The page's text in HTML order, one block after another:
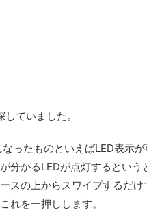
ていました。
ったものといえばLED表示
分かるLEDが点灯するとい
スの上からスワイプするだ
れを一押しします。